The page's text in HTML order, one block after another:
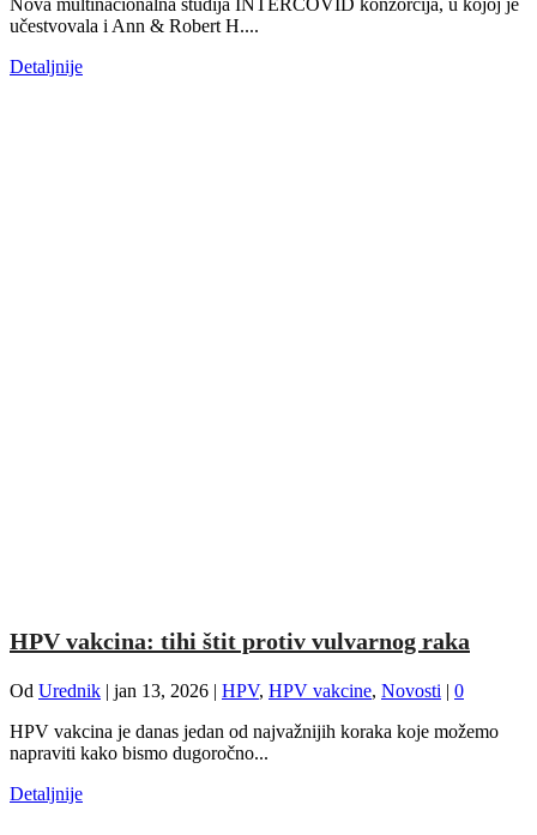
Nova multinacionalna studija INTERCOVID konzorcija, u kojoj je
učestvovala i Ann & Robert H....
Detaljnije
HPV vakcina: tihi štit protiv vulvarnog raka
Od Urednik | jan 13, 2026 | HPV, HPV vakcine, Novosti | 0
HPV vakcina je danas jedan od najvažnijih koraka koje možemo
napraviti kako bismo dugoročno...
Detaljnije